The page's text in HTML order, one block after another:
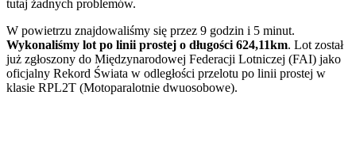
tutaj żadnych problemów.
W powietrzu znajdowaliśmy się przez 9 godzin i 5 minut.
Wykonaliśmy lot po linii prostej o długości 624,11km. Lot został
już zgłoszony do Międzynarodowej Federacji Lotniczej (FAI) jako
oficjalny Rekord Świata w odległości przelotu po linii prostej w
klasie RPL2T (Motoparalotnie dwuosobowe).